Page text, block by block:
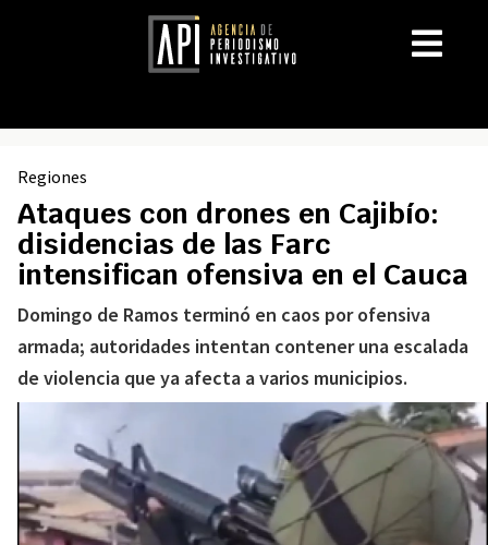
Regiones
Ataques con drones en Cajibío:
disidencias de las Farc
intensifican ofensiva en el Cauca
Domingo de Ramos terminó en caos por ofensiva
armada; autoridades intentan contener una escalada
de violencia que ya afecta a varios municipios.